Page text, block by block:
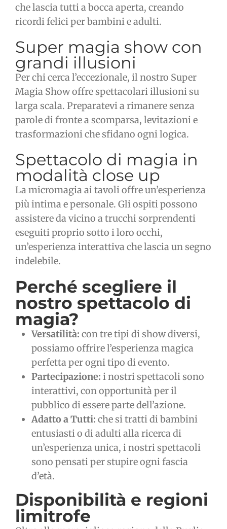
che lascia tutti a bocca aperta, creando
ricordi felici per bambini e adulti.
Super magia show con
grandi illusioni
Per chi cerca l’eccezionale, il nostro Super
Magia Show offre spettacolari illusioni su
larga scala. Preparatevi a rimanere senza
parole di fronte a scomparsa, levitazioni e
trasformazioni che sfidano ogni logica.
Spettacolo di magia in
modalità close up
La micromagia ai tavoli offre un’esperienza
più intima e personale. Gli ospiti possono
assistere da vicino a trucchi sorprendenti
eseguiti proprio sotto i loro occhi,
un’esperienza interattiva che lascia un segno
indelebile.
Perché scegliere il
nostro spettacolo di
magia?
Versatilità: con tre tipi di show diversi,
possiamo offrire l’esperienza magica
perfetta per ogni tipo di evento.
Partecipazione: i nostri spettacoli sono
interattivi, con opportunità per il
pubblico di essere parte dell’azione.
Adatto a Tutti: che si tratti di bambini
entusiasti o di adulti alla ricerca di
un’esperienza unica, i nostri spettacoli
sono pensati per stupire ogni fascia
d’età.
Disponibilità e regioni
limitrofe